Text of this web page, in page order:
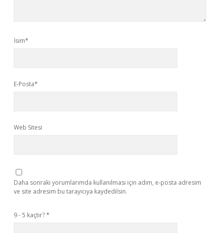
İsim*
E-Posta*
Web Sitesi
Daha sonraki yorumlarımda kullanılması için adım, e-posta adresim
ve site adresim bu tarayıcıya kaydedilsin.
9 - 5 kaçtır?*